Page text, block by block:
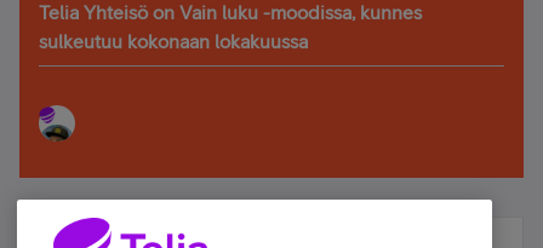
Telia Yhteisö on Vain luku -moodissa, kunnes
sulkeutuu kokonaan lokakuussa